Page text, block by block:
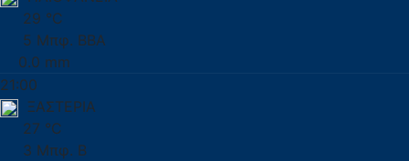
29 °C
5 Μπφ. ΒΒΑ
0.0 mm
21:00
ΞΑΣΤΕΡΙΑ
27 °C
3 Μπφ. Β